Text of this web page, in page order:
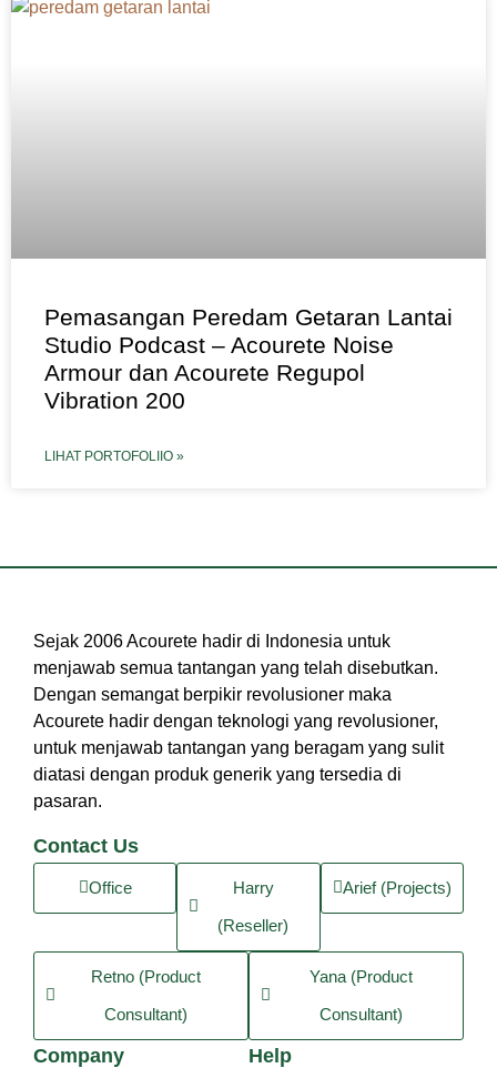
Pemasangan Peredam Getaran Lantai
Studio Podcast – Acourete Noise
Armour dan Acourete Regupol
Vibration 200
LIHAT PORTOFOLIIO »
Sejak 2006 Acourete hadir di Indonesia untuk
menjawab semua tantangan yang telah disebutkan.
Dengan semangat berpikir revolusioner maka
Acourete hadir dengan teknologi yang revolusioner,
untuk menjawab tantangan yang beragam yang sulit
diatasi dengan produk generik yang tersedia di
pasaran.
Contact Us
Office
Harry
(Reseller)
Arief (Projects)
Retno (Product
Consultant)
Yana (Product
Consultant)
Company Help